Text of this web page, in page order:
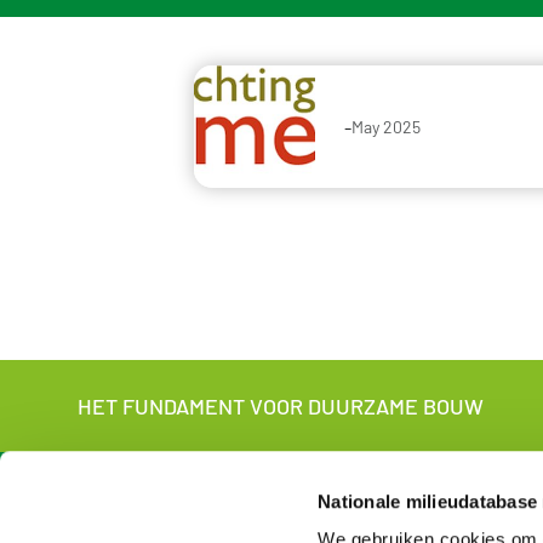
Nationale
-May 2025
HET FUNDAMENT VOOR DUURZAME BOUW
For